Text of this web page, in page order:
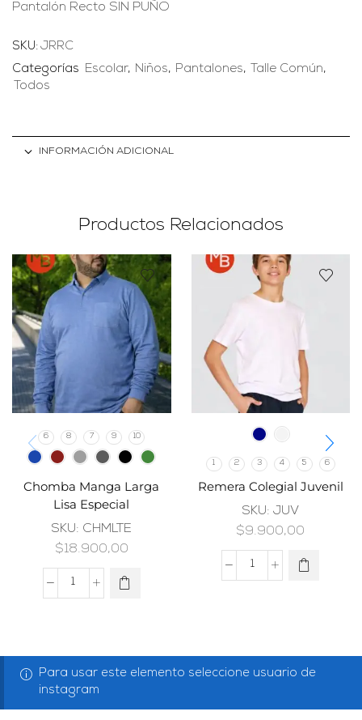
Pantalón Recto SIN PUÑO
SKU:JRRC
Categorías Escolar, Niños, Pantalones, Talle Común,
Todos
INFORMACIÓN ADICIONAL
Productos Relacionados
6 8 7 9 10
Chomba Manga Larga
Lisa Especial
SKU: CHMLTE
$18.900,00
1 2 3 4 5 6
Remera Colegial Juvenil
SKU:JUV
$9.900,00
Para usar este elemento seleccione usuario de
instagram